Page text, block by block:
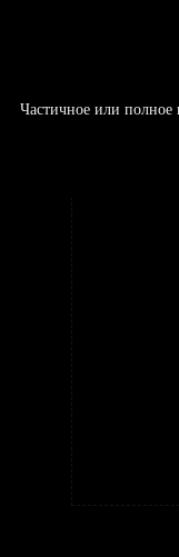
Частичное или полное